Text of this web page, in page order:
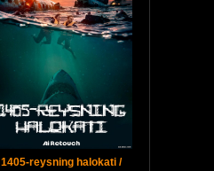
1405-reysning halokati /